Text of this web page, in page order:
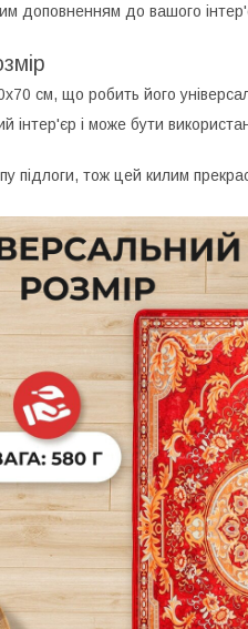
доповненням до вашого
см, що робить його
інтер'єр і може бути
підлоги, тож цей килим